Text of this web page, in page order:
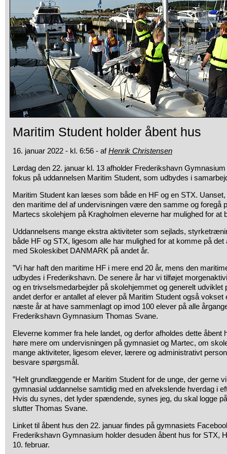
Maritim Student holder åbent hus
16. januar 2022 - kl. 6:56 - afHenrik Christensen
Lørdag den 22. januar kl. 13 afholder Frederikshavn
fokus på uddannelsen Maritim Student, som udbydes i
Maritim Student kan læses som både en HF og en STX.
den maritime del af undervisningen være den samme og foregå
Martecs skolehjem på Kragholmen eleverne har mulighed for at
Uddannelsens mange ekstra aktiviteter som sejlads,
både HF og STX, ligesom alle har mulighed for at komme på
med Skoleskibet DANMARK på andet år.
”Vi har haft den maritime HF i mere end 20 år, mens den
udbydes i Frederikshavn. De senere år har vi tilføjet
og en trivselsmedarbejder på skolehjemmet og generelt udviklet
andet derfor er antallet af elever på Maritim Student også vokset
næste år at have sammenlagt op imod 100 elever på alle
Frederikshavn Gymnasium Thomas Svane.
Eleverne kommer fra hele landet, og derfor afholdes dette åbent
høre mere om undervisningen på gymnasiet og Martec, om
mange aktiviteter, ligesom elever, lærere og administrativt
besvare spørgsmål.
”Helt grundlæggende er Maritim Student for de unge, der gerne
gymnasial uddannelse samtidig med en afvekslende hverdag i
Hvis du synes, det lyder spændende, synes jeg, du skal logge
slutter Thomas Svane.
Linket til åbent hus den 22. januar findes på gymnasiets
Frederikshavn Gymnasium holder desuden åbent hus for STX,
10. februar.